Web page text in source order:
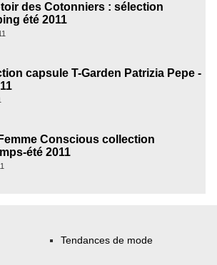
des Cotonniers : sélection
été 2011
capsule T-Garden Patrizia Pepe -
Conscious collection
été 2011
Tendances de mode